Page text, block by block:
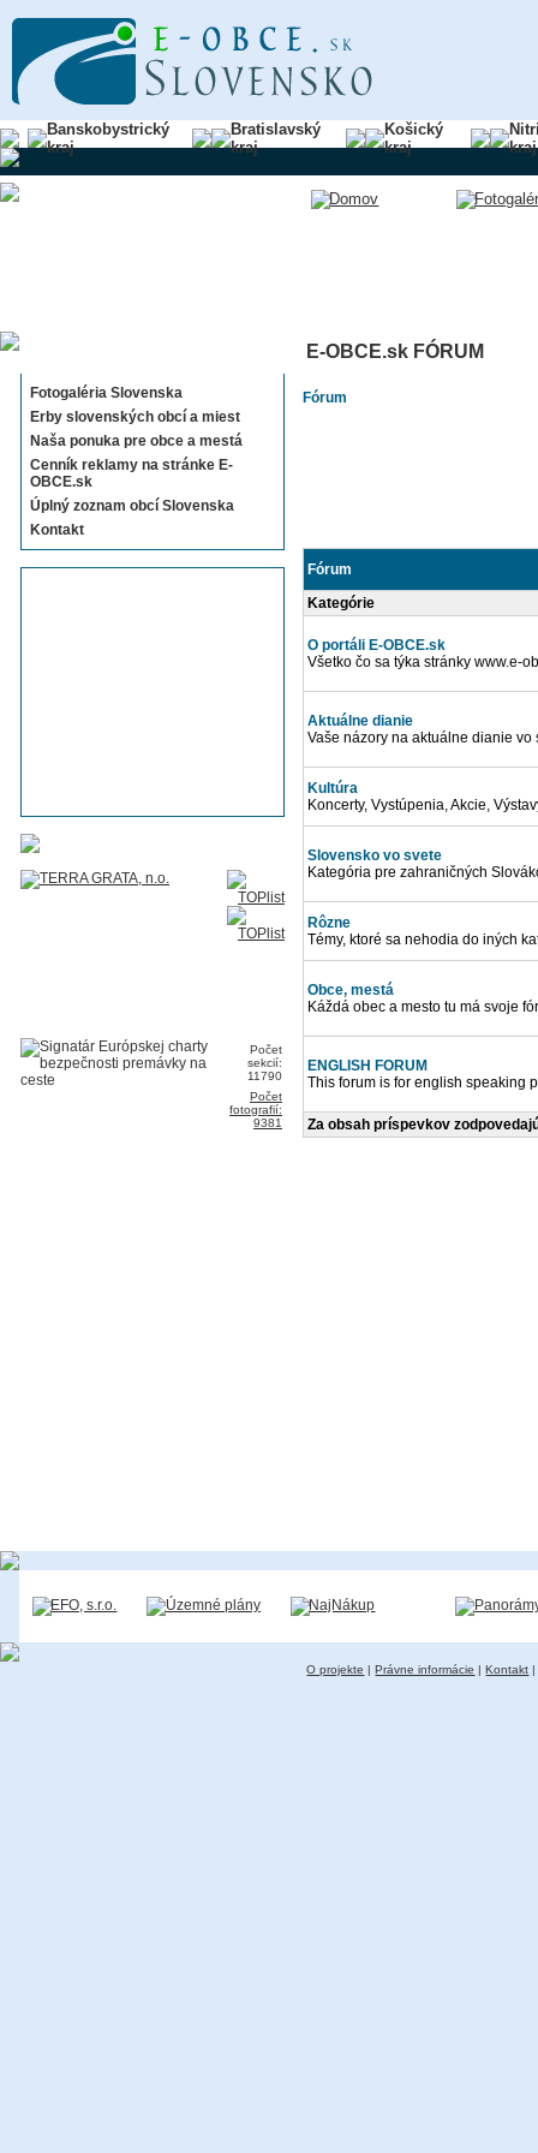
Banskobystrický
kraj
Bratislavský
kraj
Košický
kraj
kraj
Fotogaléria Slovenska
Erby slovenských obcí a miest
Naša ponuka pre obce a mestá
Cenník reklamy na stránke E-
OBCE.sk
Úplný zoznam obcí Slovenska
Kontakt
Počet
sekcií:
11790
Počet
fotografií:
9381
E-OBCE.sk FÓRUM
Fórum
Fórum
Kategórie
O portáli E-OBCE.sk
Všetko čo sa týka stránky www.e-
Aktuálne dianie
Vaše názory na aktuálne dianie vo
Kultúra
Koncerty, Vystúpenia, Akcie,
Slovensko vo svete
Kategória pre zahraničných
Rôzne
Témy, ktoré sa nehodia do iných
Obce, mestá
Káždá obec a mesto tu má svoje
ENGLISH FORUM
This forum is for english speaking
Za obsah príspevkov
O projekte |Právne informácie |Kontakt